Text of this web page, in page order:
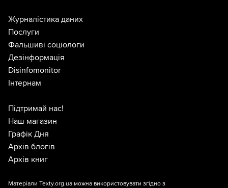
Журналістика даних
Послуги
Фальшиві соціологи
Дезінформація
Disinfomonitor
Інтернам
Підтримай нас!
Наш магазин
Графік Дня
Архів блогів
Архів книг
Матеріали Texty.org.ua можна використовувати згідно з